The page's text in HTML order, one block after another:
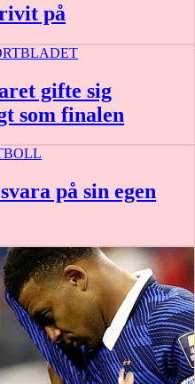
på
gifte sig
som finalen
på sin egen